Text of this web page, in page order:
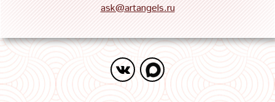
ask@artangels.ru